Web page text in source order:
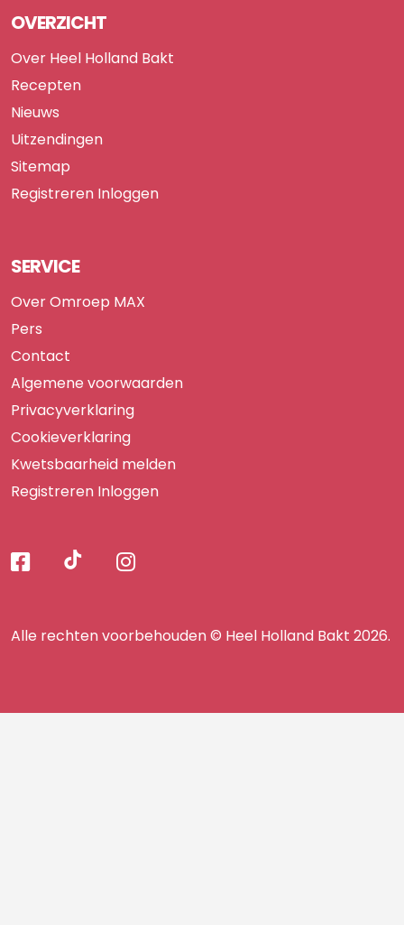
OVERZICHT
Over Heel Holland Bakt
Recepten
Nieuws
Uitzendingen
Sitemap
Registreren Inloggen
SERVICE
Over Omroep MAX
Pers
Contact
Algemene voorwaarden
Privacyverklaring
Cookieverklaring
Kwetsbaarheid melden
Registreren Inloggen
Volg
ons
facebook
Volg Volg
ons
Alle rechten voorbehouden © Heel Holland Bakt 2026.